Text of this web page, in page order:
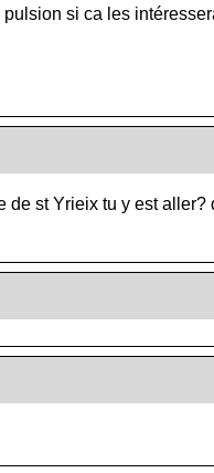
si ca les
st Yrieix tu y est aller?